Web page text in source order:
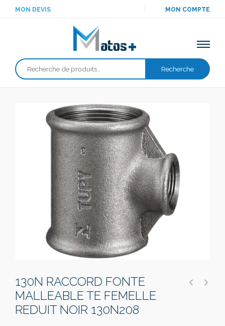
MON DEVIS MON COMPTE
Recherche
Recherche
130N RACCORD FONTE
MALLEABLE TE FEMELLE
REDUIT NOIR 130N208